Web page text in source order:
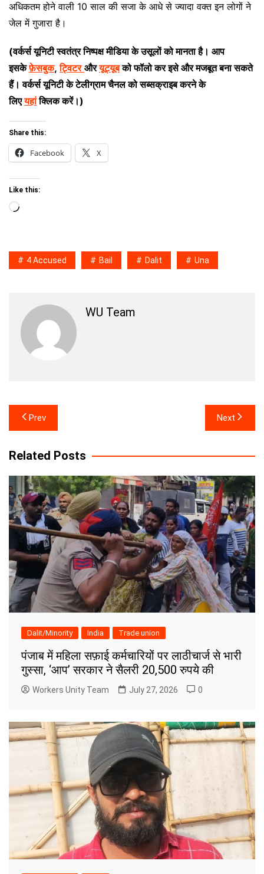
अधिकतम होने वाली 10 साल की सजा के आधे से ज्यादा वक्त इन लोगों ने
जेल में गुजारा है।
(वर्कर्स यूनिटी स्वतंत्र निष्पक्ष मीडिया के उसूलों को मानता है। आप
इसकेफ़ेसबुक,ट्विटर औरयूट्यूब को फॉलो कर इसे और मजबूत बना सकते
हैं। वर्कर्स यूनिटी के टेलीग्राम चैनल को सब्सक्राइब करने के
लिएयहां क्लिक करें।)
Share this:
Facebook X
Like this:
Loading…
4 Accused Bail Dalit Una
WU Team
Post
navigation
Prev Next
Related Posts
Dalit/Minority India Trade union
पंजाब में महिला सफ़ाई कर्मचारियों पर लाठीचार्ज से भारी
गुस्सा, ‘आप’ सरकार ने सैलरी 20,500 रुपये की
Workers Unity Team July 27, 2026 0